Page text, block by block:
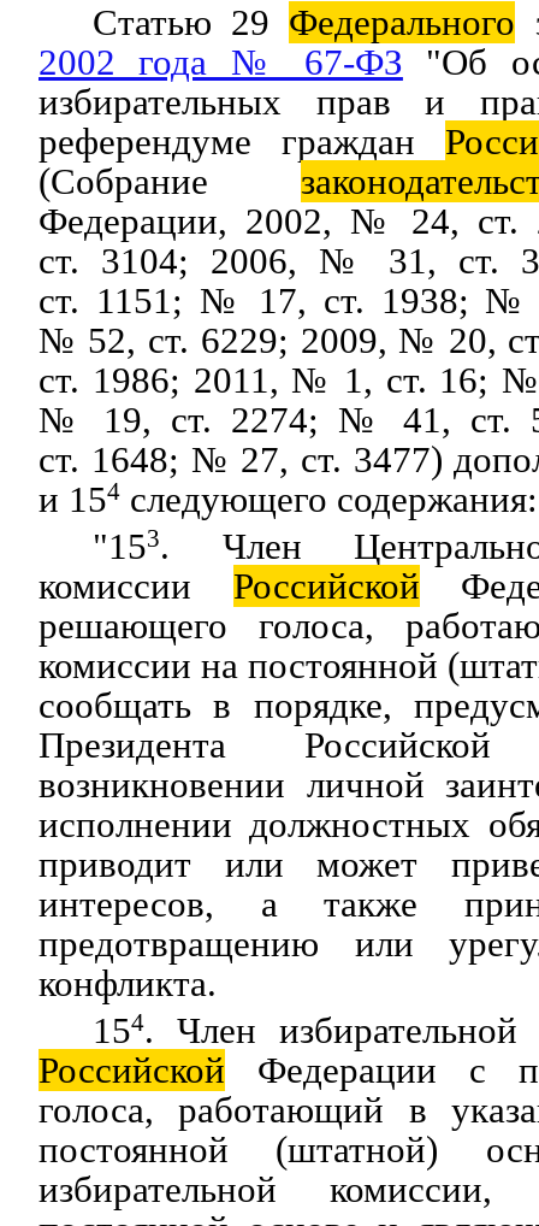
Статью 29 Федерального
2002 года № 67-ФЗ "Об
избирательных прав и
референдуме граждан
(Собрание
Федерации, 2002, № 24,
ст. 3104; 2006, № 31, ст.
ст. 1151; № 17, ст. 1938; №
№ 52, ст. 6229; 2009, № 20,
ст. 1986; 2011, № 1, ст. 16;
№ 19, ст. 2274; № 41, ст.
ст. 1648; № 27, ст. 3477)
и 154 следующего содержания:
"153. Член
комиссии Российской
решающего голоса,
комиссии на постоянной
сообщать в порядке,
Президента
возникновении личной
исполнении должностных
приводит или может
интересов, а также
предотвращению или
конфликта.
154. Член избирательной
Российской Федерации с
голоса, работающий в
постоянной (штатной)
избирательной